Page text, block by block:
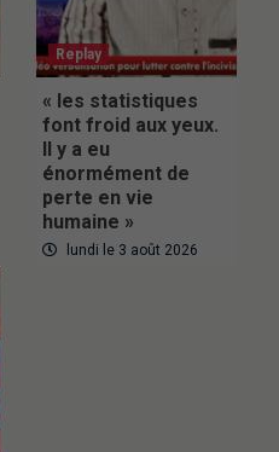
Replay
« les statistiques
font froid aux yeux.
Il y a eu
énormément de
perte en vie
humaine »
lundi le 3 août 2026